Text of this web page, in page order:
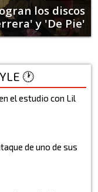
los discos
y 'De Pie'
🕐
el estudio con Lil
de uno de sus